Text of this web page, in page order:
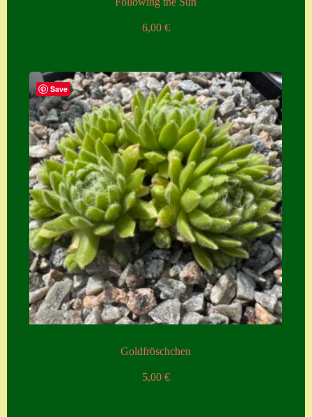
6,00 €
Save
Goldfröschchen
5,00 €